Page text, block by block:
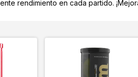
rendimiento en cada partido.